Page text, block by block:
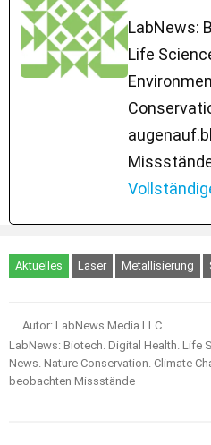
LabNews:
Life
Aktuelles Laser Metallisierung
Autor: LabNews Media LLC
LabNews: Biotech. Digital Health. Life
News. Nature Conservation. Climate
beobachten Missstände